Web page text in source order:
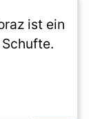
ist ein